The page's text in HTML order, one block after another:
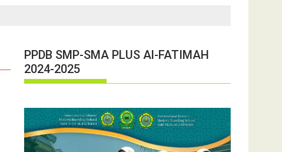
PPDB SMP-SMA PLUS Al-FATIMAH
2024-2025